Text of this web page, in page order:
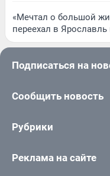
«Мечтал о большой
переехал в
Подписаться на
Сообщить новость
Рубрики
Реклама на сайте